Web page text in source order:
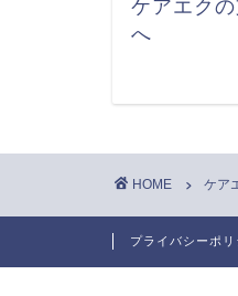
ケアエク
へ
HOME ケア
プライバシーポリ